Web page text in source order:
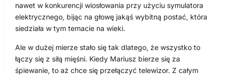
nawet w konkurencji wiosłowania przy użyciu symulatora
elektrycznego, bijąc na głowę jakąś wybitną postać, która
siedziała w tym temacie na wieki.
Ale w dużej mierze stało się tak dlatego, że wszystko to
łączy się z siłą mięśni. Kiedy Mariusz bierze się za
śpiewanie, to aż chce się przełączyć telewizor. Z całym